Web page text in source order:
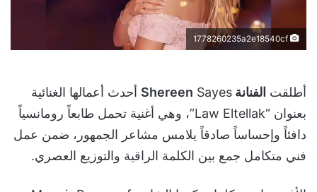
أطلقت الفنانة Shereen
Sayes أحدث أعمالها الغنائية
بعنوان “Law Eltellak”، وهي أغنية تحمل طابعاً رومانسياً
دافئاً وإحساساً صادقاً يلامس مشاعر الجمهور، ضمن عمل
فني متكامل جمع بين الكلمة الراقية والتوزيع العصري.